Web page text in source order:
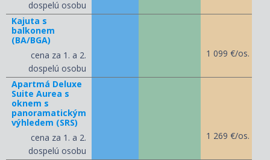
dospelú osobu
Kajuta s
balkonem
(BA/BGA)
cena za 1. a 2.
dospelú osobu
1 099 €/os.
Apartmá Deluxe
Suite Aurea s
oknem s
panoramatickým
výhledem (SRS)
cena za 1. a 2.
dospelú osobu
1 269 €/os.